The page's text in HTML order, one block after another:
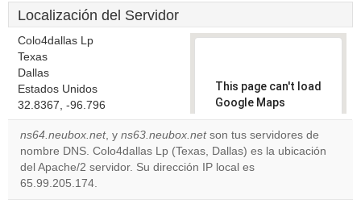
Localización del Servidor
Colo4dallas Lp
Texas
Dallas
Estados Unidos
32.8367, -96.796
This page can't load
Google Maps
correctly.
Do you
own this
ns64.neubox.net, y ns63.neubox.netson tus servidores de
nombre DNS. Colo4dallas Lp (Texas, Dallas) es la ubicación
del Apache/2 servidor. Su dirección IP local es
65.99.205.174.